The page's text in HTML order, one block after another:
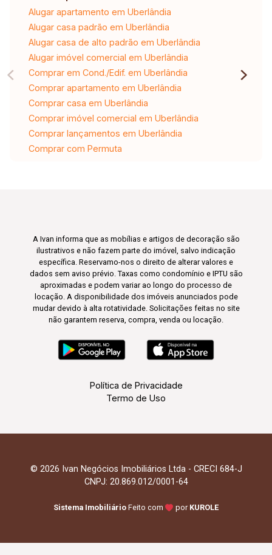
Alugar apartamento em Uberlândia
Alugar casa padrão em Uberlândia
Alugar casa de alto padrão em Uberlândia
Alugar imóvel comercial em Uberlândia
Comprar em Cond./Edif. em Uberlândia
Comprar apartamento em Uberlândia
Comprar casa em Uberlândia
Comprar imóvel comercial em Uberlândia
Comprar lançamentos em Uberlândia
Comprar com Permuta
A Ivan informa que as mobílias e artigos de decoração são
ilustrativos e não fazem parte do imóvel, salvo indicação
específica. Reservamo-nos o direito de alterar valores e
dados sem aviso prévio. Taxas como condomínio e IPTU são
aproximadas e podem variar ao longo do processo de
locação. A disponibilidade dos imóveis anunciados pode
mudar devido à alta rotatividade. Solicitações feitas no site
não garantem reserva, compra, venda ou locação.
Política de Privacidade
Termo de Uso
© 2026 Ivan Negócios Imobiliários Ltda - CRECI 684-J
CNPJ: 20.869.012/0001-64
Sistema Imobiliário Feito com por KUROLE